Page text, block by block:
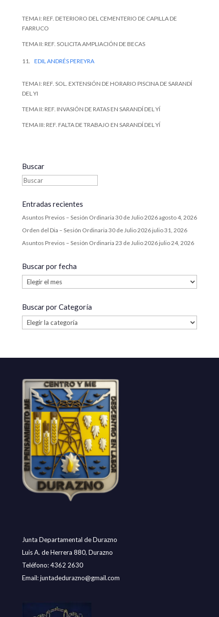
TEMA I: REF. DETERIORO DEL CEMENTERIO DE CAPILLA DE
FARRUCO
TEMA II: REF. SOLICITA AMPLIACIÓN DE BECAS
EDIL ANDRÉS PEREYRA
TEMA I: REF. SOL. EXTENSIÓN DE HORARIO PISCINA DE SARANDÍ
DEL YI
TEMA II: REF. INVASIÓN DE RATAS EN SARANDÍ DEL YÍ
TEMA III: REF. FALTA DE TRABAJO EN SARANDÍ DEL YÍ
Buscar
Entradas recientes
Asuntos Previos – Sesión Ordinaria 30 de Julio 2026agosto 4, 2026
Orden del Dia – Sesión Ordinaria 30 de Julio 2026 julio 31, 2026
Asuntos Previos – Sesión Ordinaria 23 de Julio 2026 julio 24, 2026
Buscar por fecha
Buscar
por
Buscar por Categoría
Buscar
por
Junta Departamental de Durazno
Luis A. de Herrera 880, Durazno
Teléfono: 4362 2630
Email:juntadedurazno@gmail.com